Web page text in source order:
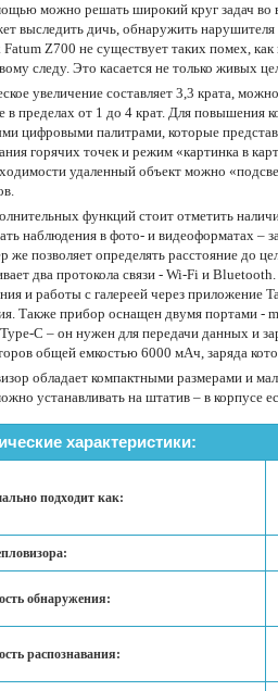
можно решать широкий круг задач
выследить дичь, обнаружить
Z700 не существует таких помех,
следу. Это касается не только живых
увеличение составляет 3,3 крата,
в пределах от 1 до 4 крат. Для повышения
цифровыми палитрами, которые
горячих точек и режим «картинка в
удаленный объект можно
функций стоит отметить
наблюдения в фото- и видеоформатах –
же позволяет определять расстояние до
два протокола связи - Wi-Fi и
и работы с галереей через приложение
Также прибор оснащен двумя портами -
C – он нужен для передачи данных и
общей емкостью 6000 мАч, заряда
обладает компактными размерами и
устанавливать на штатив – в корпусе
характеристики:
подходит как:
обнаружения:
распознавания: